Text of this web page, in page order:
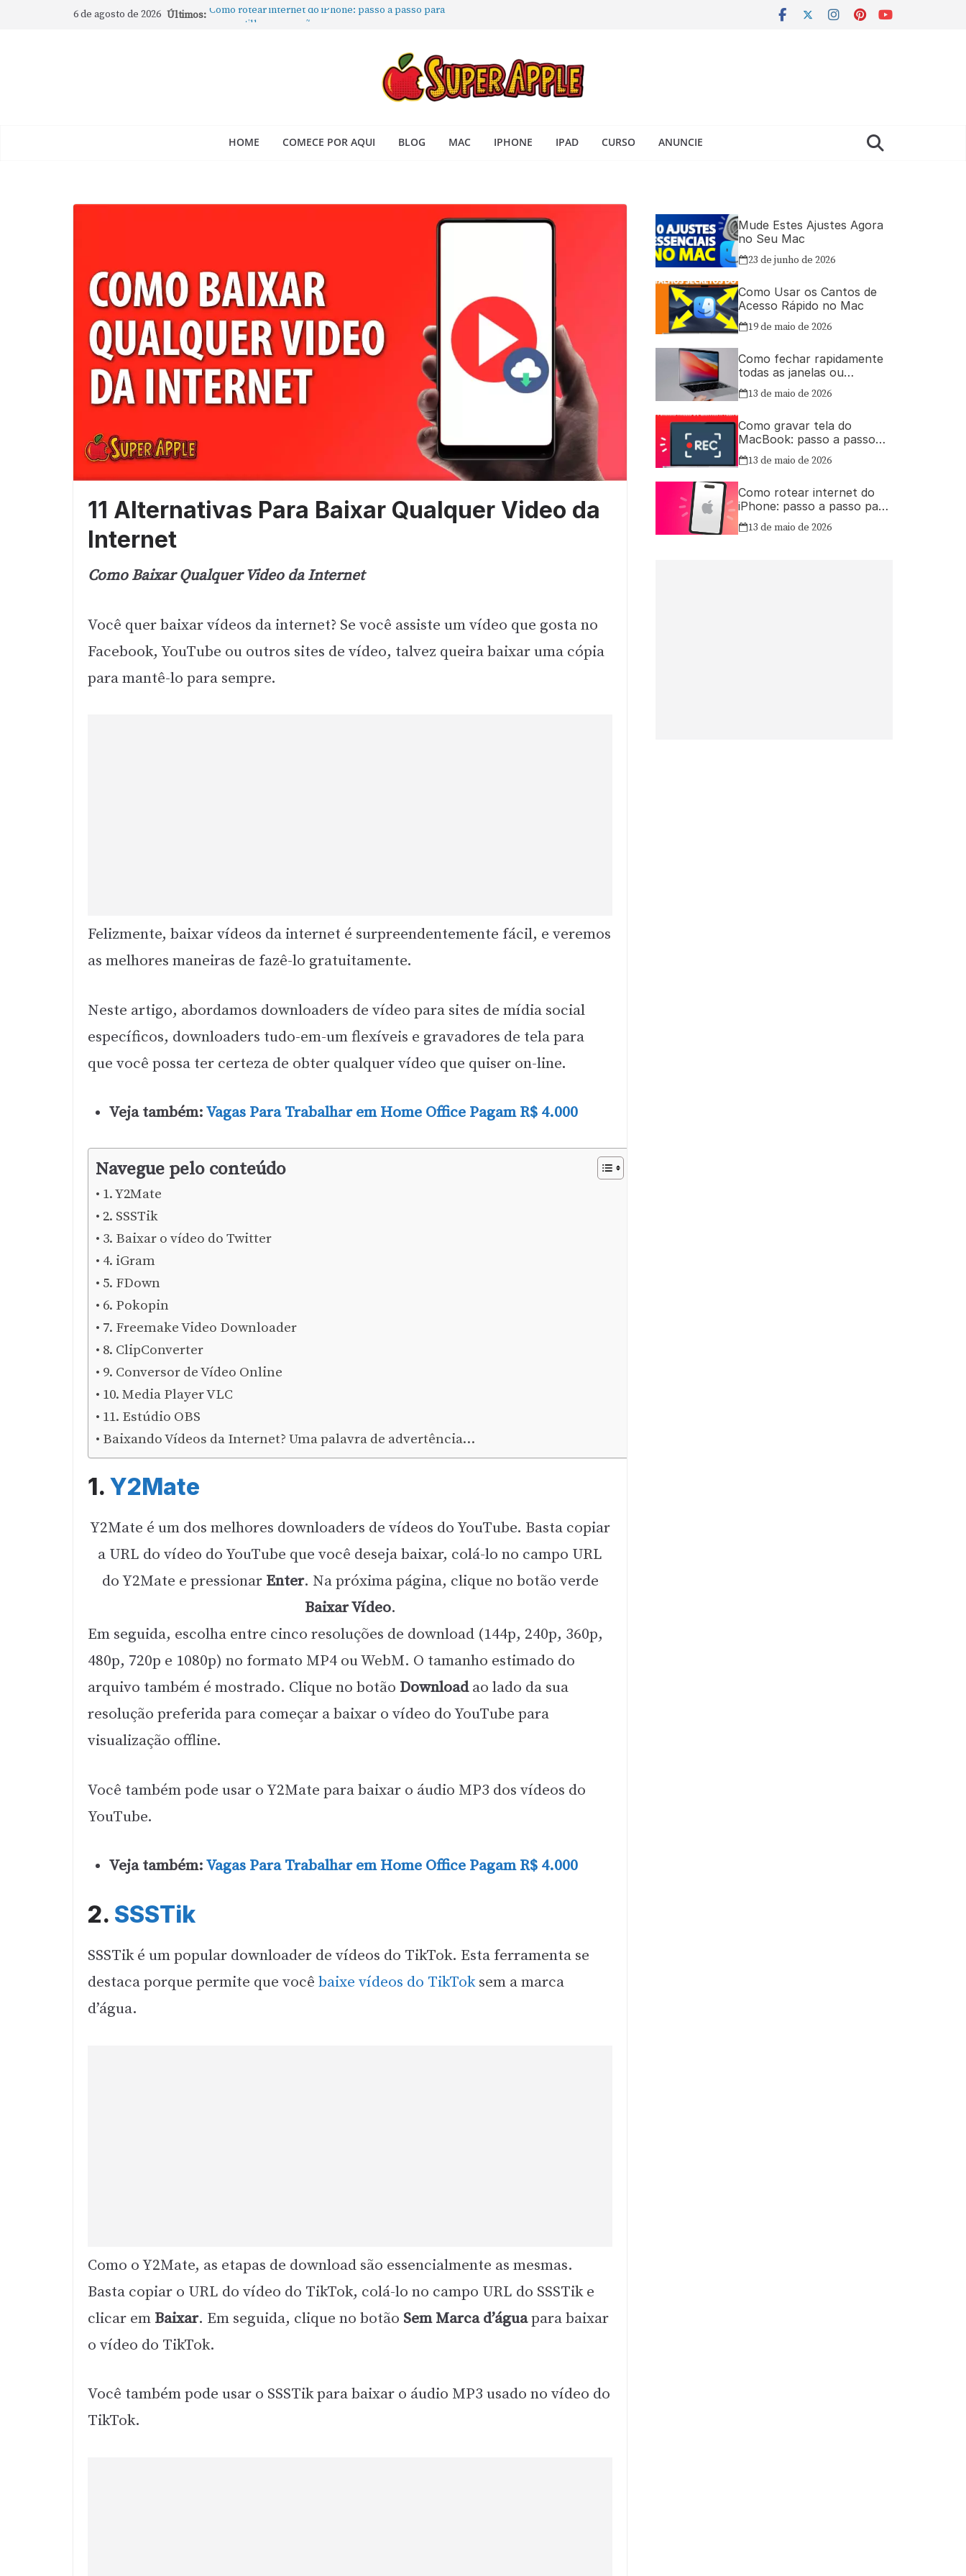
6 de agosto de 2026 Últimos: Como rotear internet do iPhone: passo a passo para
Como Usar os Cantos de Acesso Rápido no Mac
Como fechar rapidamente todas as janelas ou aplicativos
Como gravar tela do MacBook: passo a passo simples
HOME COMECE POR AQUI BLOG MAC IPHONE IPAD CURSO ANUNCIE
11 Alternativas Para Baixar Qualquer Video da
Internet
Como Baixar Qualquer Video da Internet
Você quer baixar vídeos da internet? Se você assiste um vídeo que gosta no
Facebook, YouTube ou outros sites de vídeo, talvez queira baixar uma cópia
para mantê-lo para sempre.
Felizmente, baixar vídeos da internet é surpreendentemente fácil, e veremos
as melhores maneiras de fazê-lo gratuitamente.
Neste artigo, abordamos downloaders de vídeo para sites de mídia social
específicos, downloaders tudo-em-um flexíveis e gravadores de tela para
que você possa ter certeza de obter qualquer vídeo que quiser on-line.
Veja também:Vagas Para Trabalhar em Home Office Pagam R$ 4.000
Navegue pelo conteúdo
1. Y2Mate
2. SSSTik
3. Baixar o vídeo do Twitter
4. iGram
5. FDown
6. Pokopin
7. Freemake Video Downloader
8. ClipConverter
9. Conversor de Vídeo Online
10. Media Player VLC
11. Estúdio OBS
Baixando Vídeos da Internet? Uma palavra de advertência…
1. Y2Mate
Y2Mate é um dos melhores downloaders de vídeos do YouTube. Basta copiar
a URL do vídeo do YouTube que você deseja baixar, colá-lo no campo URL
do Y2Mate e pressionar Enter. Na próxima página, clique no botão verde
Baixar Vídeo.
Em seguida, escolha entre cinco resoluções de download (144p, 240p, 360p,
480p, 720p e 1080p) no formato MP4 ou WebM. O tamanho estimado do
arquivo também é mostrado. Clique no botão Downloadao lado da sua
resolução preferida para começar a baixar o vídeo do YouTube para
visualização offline.
Você também pode usar o Y2Mate para baixar o áudio MP3 dos vídeos do
YouTube.
Veja também:Vagas Para Trabalhar em Home Office Pagam R$ 4.000
2. SSSTik
SSSTik é um popular downloader de vídeos do TikTok. Esta ferramenta se
destaca porque permite que você baixe vídeos do TikToksem a marca
d’água.
Como o Y2Mate, as etapas de download são essencialmente as mesmas.
Basta copiar o URL do vídeo do TikTok, colá-lo no campo URL do SSSTik e
clicar em Baixar. Em seguida, clique no botão Sem Marca d’águapara baixar
o vídeo do TikTok.
Você também pode usar o SSSTik para baixar o áudio MP3 usado no vídeo do
TikTok.
Mude Estes Ajustes Agora
no Seu Mac
23 de junho de 2026
Como Usar os Cantos de
Acesso Rápido no Mac
19 de maio de 2026
Como fechar rapidamente
todas as janelas ou
aplicativos abertos no Mac
13 de maio de 2026
Como gravar tela do
MacBook: passo a passo
simples
13 de maio de 2026
Como rotear internet do
iPhone: passo a passo para
compartilhar a conexão
13 de maio de 2026